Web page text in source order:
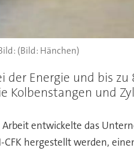
(Bild: Hänchen)
der Energie und bis zu
Kolbenstangen und
entwickelte das
hergestellt werden,